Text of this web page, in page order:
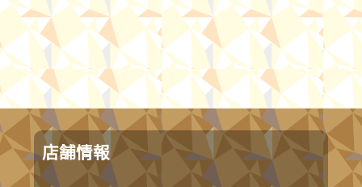
店舗情報